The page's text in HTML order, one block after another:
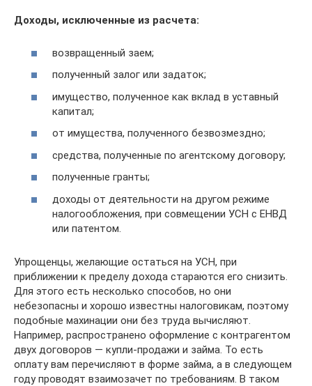
Доходы, исключенные из расчета:
возвращенный заем;
полученный залог или задаток;
имущество, полученное как вклад в уставный
капитал;
от имущества, полученного безвозмездно;
средства, полученные по агентскому договору;
полученные гранты;
доходы от деятельности на другом режиме
налогообложения, при совмещении УСН с ЕНВД
или патентом.
Упрощенцы, желающие остаться на УСН, при
приближении к пределу дохода стараются его снизить.
Для этого есть несколько способов, но они
небезопасны и хорошо известны налоговикам, поэтому
подобные махинации они без труда вычисляют.
Например, распространено оформление с контрагентом
двух договоров — купли-продажи и займа. То есть
оплату вам перечисляют в форме займа, а в следующем
году проводят взаимозачет по требованиям. В таком